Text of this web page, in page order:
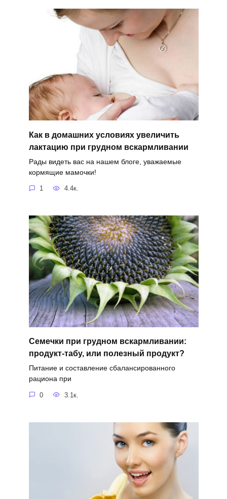
Как в домашних условиях увеличить
лактацию при грудном вскармливании
Рады видеть вас на нашем блоге, уважаемые
кормящие мамочки!
1 4.4к.
Семечки при грудном вскармливании:
продукт-табу, или полезный продукт?
Питание и составление сбалансированного
рациона при
0 3.1к.